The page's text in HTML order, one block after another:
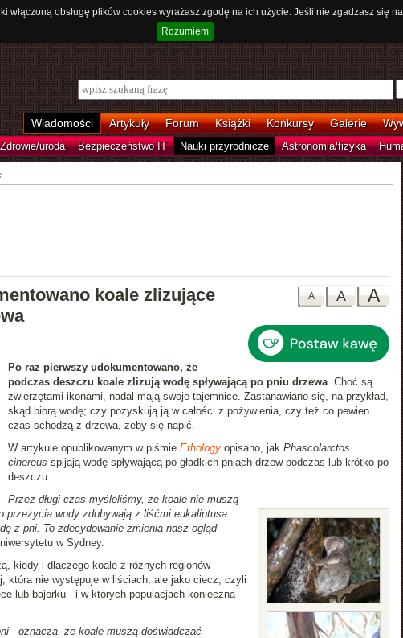
obsługę plików cookies wyrażasz zgodę na ich użycie. Jeśli nie zgadzasz się
Rozumiem
Wiadomości Artykuły Forum Książki Konkursy Galerie
Zdrowie/uroda Bezpieczeństwo IT Nauki przyrodnicze Astronomia/fizyka
A
A
A
koale zlizujące
Po raz pierwszy udokumentowano, że
podczas deszczu koale zlizują wodę spływającą po pniu drzewa. Choć są
zwierzętami ikonami, nadal mają swoje tajemnice. Zastanawiano się, na przykład,
skąd biorą wodę; czy pozyskują ją w całości z pożywienia, czy też co pewien
czas schodzą z drzewa, żeby się napić.
W artykule opublikowanym w piśmie Ethology opisano, jak Phascolarctos
cinereus spijają wodę spływającą po gładkich pniach drzew podczas lub krótko po
deszczu.
Przez długi czas myśleliśmy, że koale nie muszą
wody zdobywają z liśćmi eukaliptusa.
z pni. To zdecydowanie zmienia nasz ogląd
w Sydney.
kiedy i dlaczego koale z różnych regionów
która nie występuje w liściach, ale jako ciecz, czyli
lub bajorku - i w których populacjach konieczna
- oznacza, że koale muszą doświadczać